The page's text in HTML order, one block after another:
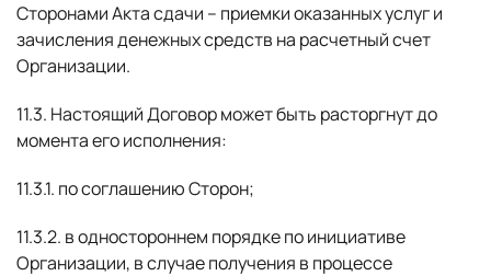
Сторонами Акта сдачи – приемки оказанных услуг и
зачисления денежных средств на расчетный счет
Организации.
11.3. Настоящий Договор может быть расторгнут до
момента его исполнения:
11.3.1. по соглашению Сторон;
11.3.2. в одностороннем порядке по инициативе
Организации, в случае получения в процессе